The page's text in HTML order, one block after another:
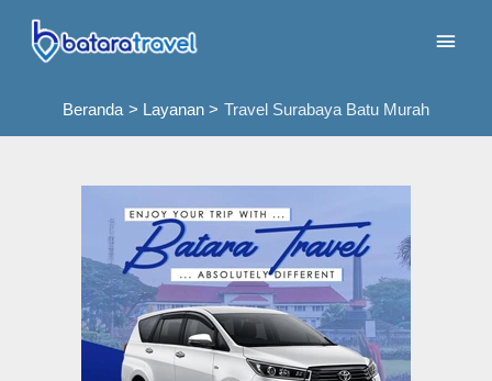
konten
Beranda Layanan Travel Surabaya Batu Murah